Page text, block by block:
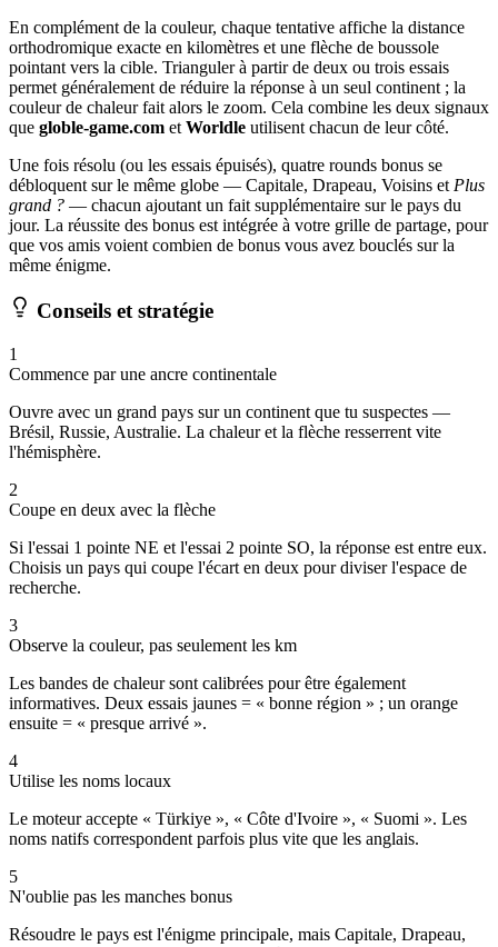
En complément de la couleur, chaque tentative affiche la distance
orthodromique exacte en kilomètres et une flèche de boussole
pointant vers la cible. Trianguler à partir de deux ou trois essais
permet généralement de réduire la réponse à un seul continent ; la
couleur de chaleur fait alors le zoom. Cela combine les deux signaux
que globle-game.com et Worldle utilisent chacun de leur côté.
Une fois résolu (ou les essais épuisés), quatre rounds bonus se
débloquent sur le même globe — Capitale, Drapeau, Voisins et Plus
grand ? — chacun ajoutant un fait supplémentaire sur le pays du
jour. La réussite des bonus est intégrée à votre grille de partage, pour
que vos amis voient combien de bonus vous avez bouclés sur la
même énigme.
Conseils et stratégie
1
Commence par une ancre continentale
Ouvre avec un grand pays sur un continent que tu suspectes —
Brésil, Russie, Australie. La chaleur et la flèche resserrent vite
l'hémisphère.
2
Coupe en deux avec la flèche
Si l'essai 1 pointe NE et l'essai 2 pointe SO, la réponse est entre eux.
Choisis un pays qui coupe l'écart en deux pour diviser l'espace de
recherche.
3
Observe la couleur, pas seulement les km
Les bandes de chaleur sont calibrées pour être également
informatives. Deux essais jaunes = « bonne région » ; un orange
ensuite = « presque arrivé ».
4
Utilise les noms locaux
Le moteur accepte « Türkiye », « Côte d'Ivoire », « Suomi ». Les
noms natifs correspondent parfois plus vite que les anglais.
5
N'oublie pas les manches bonus
Résoudre le pays est l'énigme principale, mais Capitale, Drapeau,